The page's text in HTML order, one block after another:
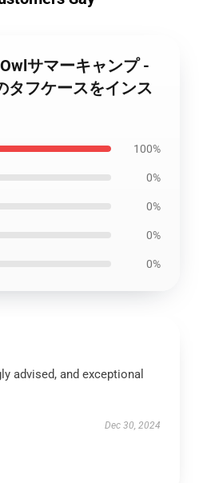
サマーキャンプ -
タフケースをインス
100%
0%
0%
0%
0%
advised, and exceptional
Dec 30, 2024